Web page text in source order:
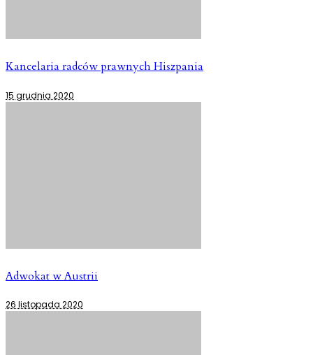
Kancelaria radców prawnych Hiszpania
15 grudnia 2020
Adwokat w Austrii
26 listopada 2020